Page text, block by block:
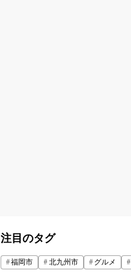
注目のタグ
福岡市 北九州市 グルメ